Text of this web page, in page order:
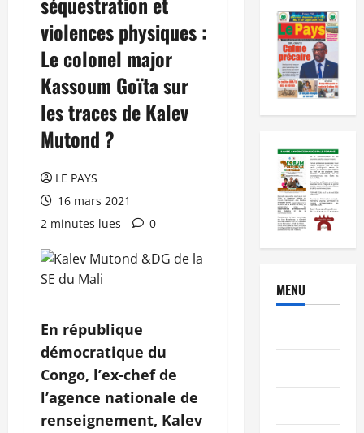
violences physiques :
Le colonel major
Kassoum Goïta sur
les traces de Kalev
Mutond ?
LE PAYS
16 mars 2021
2 minutes lues
0
En république
démocratique du
Congo, l’ex-chef de
l’agence nationale de
renseignement, Kalev
MENU